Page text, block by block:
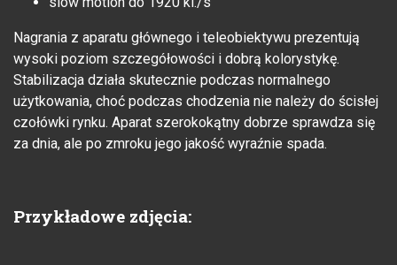
Nagrania z aparatu głównego i teleobiektywu prezentują
wysoki poziom szczegółowości i dobrą kolorystykę.
Stabilizacja działa skutecznie podczas normalnego
użytkowania, choć podczas chodzenia nie należy do ścisłej
czołówki rynku. Aparat szerokokątny dobrze sprawdza się
za dnia, ale po zmroku jego jakość wyraźnie spada.
Przykładowe zdjęcia: